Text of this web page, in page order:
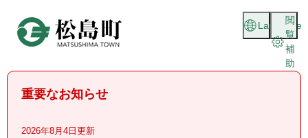
頭
閲
覧
補
助
Language
重要なお知らせ
2026年8月4日更新